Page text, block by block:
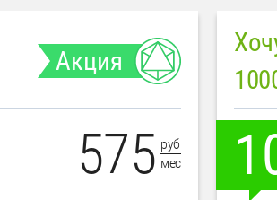
Акция
575 руб
мес